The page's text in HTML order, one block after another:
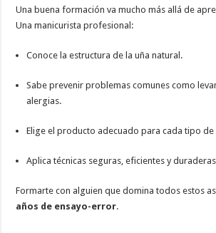
Una buena formación va mucho más allá de
Una manicurista profesional:
Conoce la estructura de la uña natural.
Sabe prevenir problemas comunes como
alergias.
Elige el producto adecuado para cada tipo de
Aplica técnicas seguras, eficientes y
Formarte con alguien que domina todos estos
años de ensayo-error.